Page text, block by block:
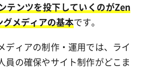
テンツを投下していくのがZen
メディアの基本です。
ディアの制作・運用では、ライ
員の確保やサイト制作がどこま